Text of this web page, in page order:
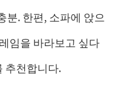
분. 한편, 소파에 앉으
임을 바라보고 싶다
추천합니다.